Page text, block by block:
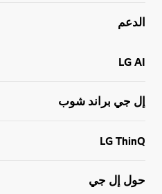
الدعم
LG AI
إل جي براند شوب
LG ThinQ
حول إل جي